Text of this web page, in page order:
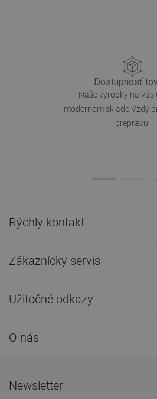
Dostupnosť
Naše výrobky na vás
modernom sklade.Vždy
prepravu!
Rýchly kontakt
Zákaznícky servis
Užitočné odkazy
O nás
Newsletter